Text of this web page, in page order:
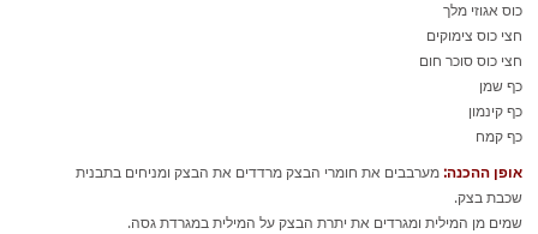
כוס אגוזי מלך
חצי כוס צימוקים
חצי כוס סוכר חום
כף שמן
כף קינמון
כף קמח
אופן ההכנה: מערבבים את חומרי הבצק מרדדים את הבצק ומניחים בתבנית
שכבת בצק.
שמים מן המילית ומגרדים את יתרת הבצק על המילית במגרדת גסה.